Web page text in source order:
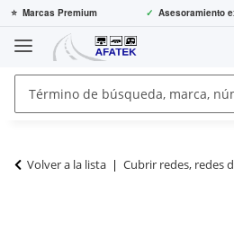
⭐ Marcas Premium ✓ Asesoramiento
Volver a la lista Cubrir redes, redes